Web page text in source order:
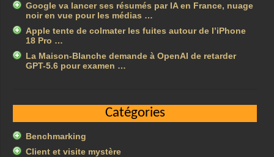
Google va lancer ses résumés par IA en France, nuage
noir en vue pour les médias …
Apple tente de colmater les fuites autour de l’iPhone
18 Pro …
La Maison-Blanche demande à OpenAI de retarder
GPT-5.6 pour examen …
Catégories
Benchmarking
Client et visite mystère